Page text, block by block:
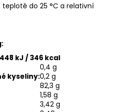
teplotě do 25 °C a relativní
kJ / 346 kcal
0,4 g
kyseliny:0,2 g
82,3 g
1,58 g
3,42 g